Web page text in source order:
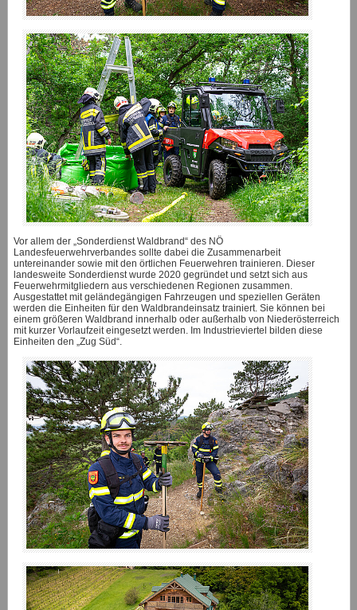
Vor allem der „Sonderdienst Waldbrand“ des NÖ
Landesfeuerwehrverbandes sollte dabei die Zusammenarbeit
untereinander sowie mit den örtlichen Feuerwehren trainieren. Dieser
landesweite Sonderdienst wurde 2020 gegründet und setzt sich aus
Feuerwehrmitgliedern aus verschiedenen Regionen zusammen.
Ausgestattet mit geländegängigen Fahrzeugen und speziellen Geräten
werden die Einheiten für den Waldbrandeinsatz trainiert. Sie können bei
einem größeren Waldbrand innerhalb oder außerhalb von Niederösterreich
mit kurzer Vorlaufzeit eingesetzt werden. Im Industrieviertel bilden diese
Einheiten den „Zug Süd“.